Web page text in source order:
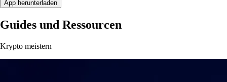
App herunterladen
Guides und Ressourcen
Krypto meistern